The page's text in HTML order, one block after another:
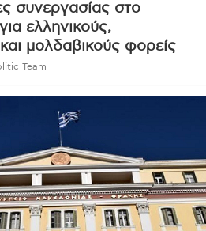
συνεργασίας στο
ελληνικούς,
μολδαβικούς φορείς
Team